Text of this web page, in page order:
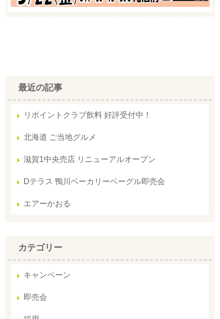
最近の記事
リポイントクラブ飲料 好評受付中！
北海道 ご当地グルメ
滋賀1中央売店 リニューアルオープン
Dテラス 鴨川ベーカリーベーグル即売会
エアーかおる
カテゴリー
キャンペーン
即売会